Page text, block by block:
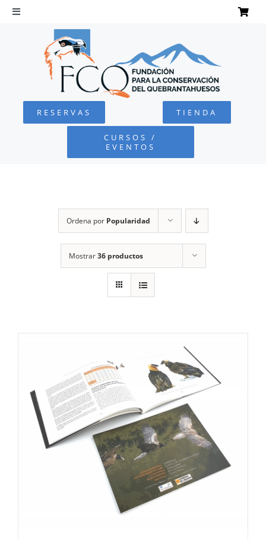
Saltar
Toggle
Navigation
QUEBRANTAHUESOS
FUNDACIÓN
CARRITO
RESERVAS TIENDA
CURSOS /
EVENTOS
Ordena por Popularidad
Mostrar36 productos